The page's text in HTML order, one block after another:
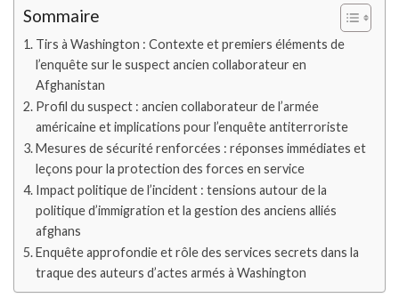
Sommaire
Tirs à Washington : Contexte et premiers éléments de
l’enquête sur le suspect ancien collaborateur en
Afghanistan
Profil du suspect : ancien collaborateur de l’armée
américaine et implications pour l’enquête antiterroriste
Mesures de sécurité renforcées : réponses immédiates et
leçons pour la protection des forces en service
Impact politique de l’incident : tensions autour de la
politique d’immigration et la gestion des anciens alliés
afghans
Enquête approfondie et rôle des services secrets dans la
traque des auteurs d’actes armés à Washington